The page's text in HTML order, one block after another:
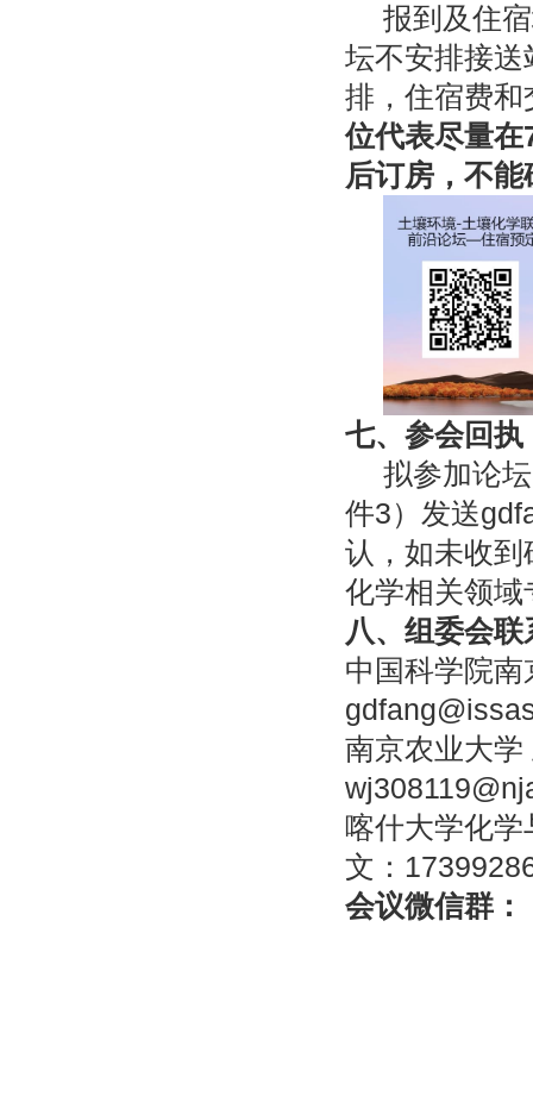
报到及住
坛不安排接
排，住宿费
位代表尽量在
后订房，不
七、参会回执
拟参加论
件3） 发送
认，如未收
化学相关领
八、组委会联
中国科学院
南京农业大
喀什大学化
文：
会议微信群：